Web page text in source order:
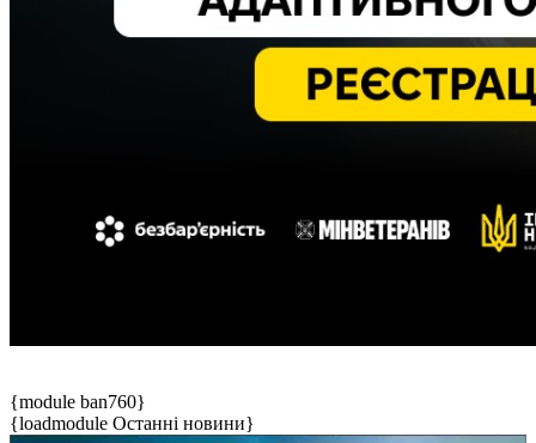
{module ban760}
{loadmodule Останні новини}